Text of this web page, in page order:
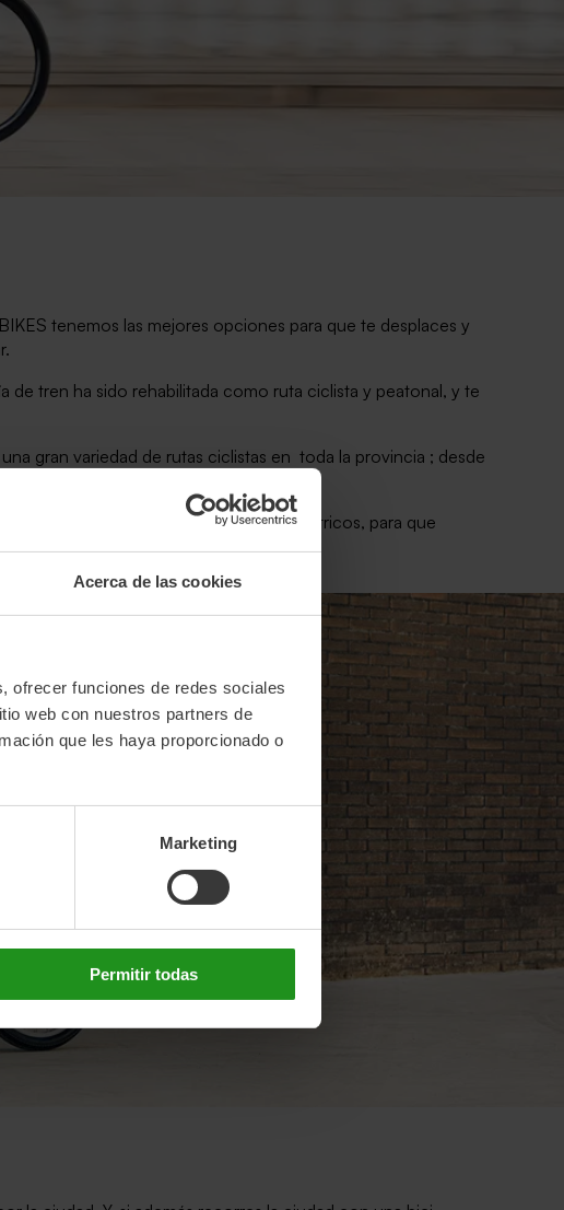
Acerca de las cookies
ofrecer funciones de redes sociales
web con nuestros partners de
que les haya proporcionado o
Marketing
Permitir todas
tenemos las mejores opciones para que te desplaces y
de tren ha sido rehabilitada como ruta ciclista y peatonal, y te
gran variedad de rutas ciclistas en toda la provincia ; desde
modelos, tanto tradicionales como eléctricos, para que